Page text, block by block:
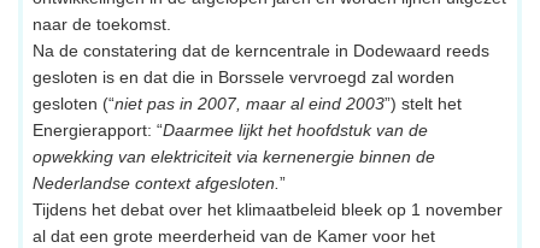
naar de toekomst.
Na de constatering dat de kerncentrale in Dodewaard reeds
gesloten is en dat die in Borssele vervroegd zal worden
gesloten (“niet pas in 2007, maar al eind 2003”) stelt het
Energierapport: “Daarmee lijkt het hoofdstuk van de
opwekking van elektriciteit via kernenergie binnen de
Nederlandse context afgesloten.”
Tijdens het debat over het klimaatbeleid bleek op 1 november
al dat een grote meerderheid van de Kamer voor het